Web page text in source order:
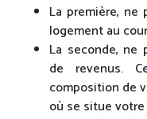
La première, ne
logement au
La seconde, ne
de revenus.
composition de
où se situe